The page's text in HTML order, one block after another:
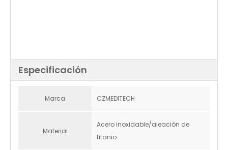
Especificación
Marca CZMEDITECH
Material
Acero inoxidable/aleación de
titanio